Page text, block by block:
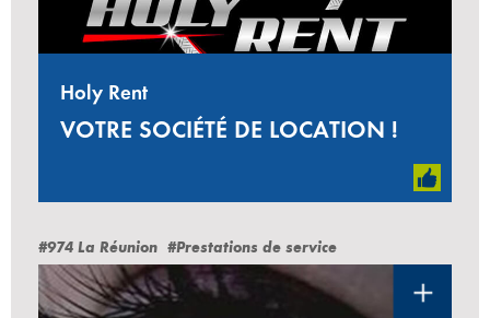
Holy Rent
VOTRE SOCIÉTÉ DE LOCATION !
#974 La Réunion #Prestations de service